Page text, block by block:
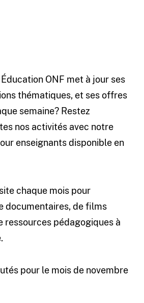
ONF met à jour ses
thématiques, et ses offres
semaine? Restez
nos activités avec notre
enseignants disponible en
chaque mois pour
documentaires, de films
ressources pédagogiques à
pour le mois de novembre